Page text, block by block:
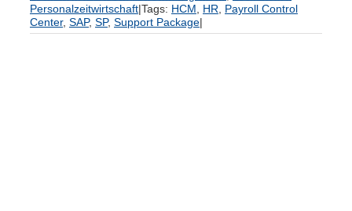
Personalzeitwirtschaft|Tags: HCM HR
Payroll Control
Center, SAP, SP, Support Package|